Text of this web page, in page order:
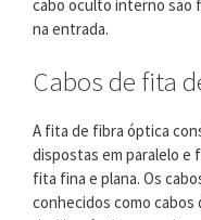
cabo oculto interno são
na entrada.
Cabos de fita
A fita de fibra óptica
dispostas em paralelo e
fita fina e plana. Os
conhecidos como